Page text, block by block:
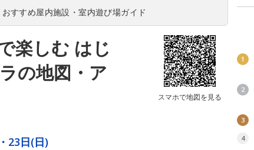
すすめ屋内施設・室内遊び場ガイド
楽しむ はじ
の地図・ア
スマホで地図を見る
23日(日)
1
2
3
4